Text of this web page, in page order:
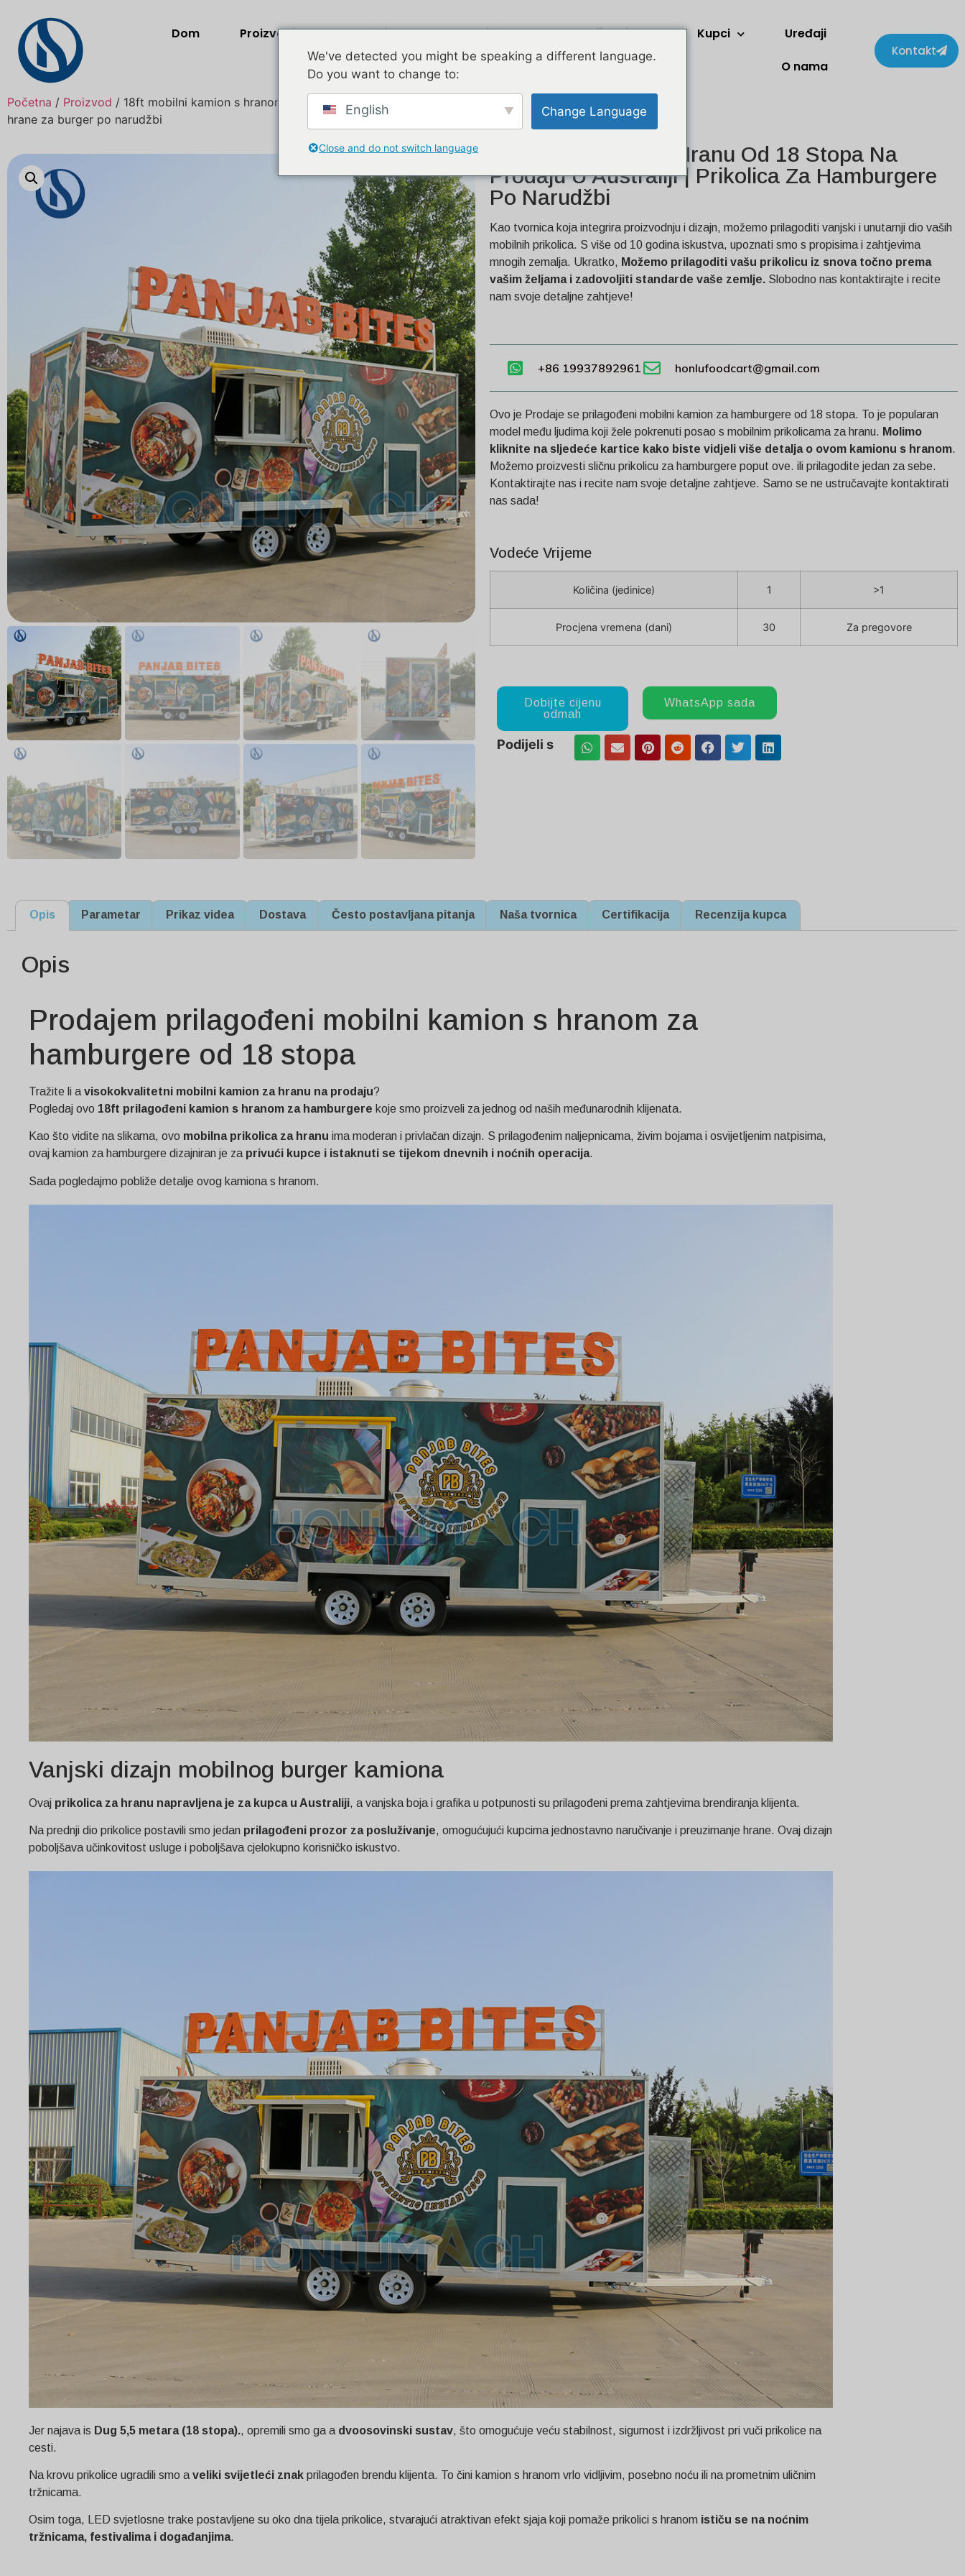
Dom Proizvodi Zračni tok Pocinčano Dvije priče Kupci
Uređaji
O nama
Kontakt
Početna / Proizvod / 18ft mobilni kamion s hranom za prodaju u Australiji | Prikolica
hrane za burger po narudžbi
Mobilni Kamion Za Hranu Od 18 Stopa Na
Prodaju U Australiji | Prikolica Za Hamburgere
Po Narudžbi
Kao tvornica koja integrira proizvodnju i dizajn, možemo prilagoditi vanjski i unutarnji dio vaših
mobilnih prikolica. S više od 10 godina iskustva, upoznati smo s propisima i zahtjevima
mnogih zemalja. Ukratko, Možemo prilagoditi vašu prikolicu iz snova točno prema
vašim željama i zadovoljiti standarde vaše zemlje. Slobodno nas kontaktirajte i recite
nam svoje detaljne zahtjeve!
+86 19937892961 honlufoodcart@gmail.com
Ovo je Prodaje se prilagođeni mobilni kamion za hamburgere od 18 stopa. To je popularan
model među ljudima koji žele pokrenuti posao s mobilnim prikolicama za hranu. Molimo
kliknite na sljedeće kartice kako biste vidjeli više detalja o ovom kamionu s hranom.
Možemo proizvesti sličnu prikolicu za hamburgere poput ove. ili prilagodite jedan za sebe.
Kontaktirajte nas i recite nam svoje detaljne zahtjeve. Samo se ne ustručavajte kontaktirati
nas sada!
Vodeće Vrijeme
Količina (jedinice) 1 >1
Procjena vremena (dani) 30 Za pregovore
Dobijte cijenu
odmah
WhatsApp sada
Podijeli s
Opis Parametar Prikaz videa Dostava Često postavljana pitanja Naša tvornica Certifikacija Recenzija kupca
Opis
Prodajem prilagođeni mobilni kamion s hranom za
hamburgere od 18 stopa
Tražite li a visokokvalitetni mobilni kamion za hranu na prodaju?
Pogledaj ovo 18ft prilagođeni kamion s hranom za hamburgere koje smo proizveli za jednog od naših međunarodnih klijenata.
Kao što vidite na slikama, ovo mobilna prikolica za hranu ima moderan i privlačan dizajn. S prilagođenim naljepnicama, živim bojama i osvijetljenim natpisima,
ovaj kamion za hamburgere dizajniran je za privući kupce i istaknuti se tijekom dnevnih i noćnih operacija.
Sada pogledajmo pobliže detalje ovog kamiona s hranom.
Vanjski dizajn mobilnog burger kamiona
Ovaj prikolica za hranu napravljena je za kupca u Australiji, a vanjska boja i grafika u potpunosti su prilagođeni prema zahtjevima brendiranja klijenta.
Na prednji dio prikolice postavili smo jedan prilagođeni prozor za posluživanje, omogućujući kupcima jednostavno naručivanje i preuzimanje hrane. Ovaj dizajn
poboljšava učinkovitost usluge i poboljšava cjelokupno korisničko iskustvo.
Jer najava is Dug 5,5 metara (18 stopa)., opremili smo ga a dvoosovinski sustav, što omogućuje veću stabilnost, sigurnost i izdržljivost pri vuči prikolice na
cesti.
Na krovu prikolice ugradili smo a veliki svijetleći znak prilagođen brendu klijenta. To čini kamion s hranom vrlo vidljivim, posebno noću ili na prometnim uličnim
tržnicama.
Osim toga, LED svjetlosne trake postavljene su oko dna tijela prikolice, stvarajući atraktivan efekt sjaja koji pomaže prikolici s hranom ističu se na noćnim
tržnicama, festivalima i događanjima.
We've detected you might be speaking a different language.
Do you want to change to:
English Change Language
Close and do not switch language